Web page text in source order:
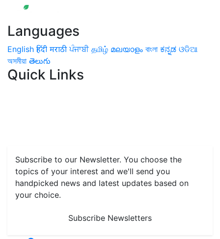
Languages
English हिंदी मराठी ਪੰਜਾਬੀ தமிழ் മലയാളം বাংলা ಕನ್ನಡ ଓଡିଆ
অসমীয়া తెలుగు
Quick Links
Subscribe to our Newsletter. You choose the
topics of your interest and we'll send you
handpicked news and latest updates based on
your choice.
Subscribe Newsletters